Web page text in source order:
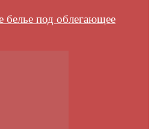
белье под облегающее